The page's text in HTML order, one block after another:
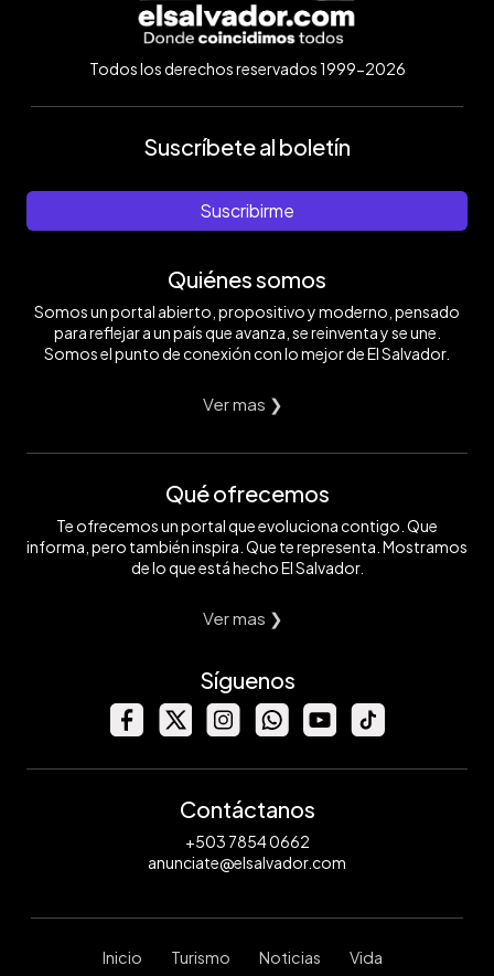
Todos los derechos reservados 1999-2026
Suscríbete al boletín
Suscribirme
Quiénes somos
Somos un portal abierto, propositivo y moderno, pensado
para reflejar a un país que avanza, se reinventa y se une.
Somos el punto de conexión con lo mejor de El Salvador.
Ver mas ❯
Qué ofrecemos
Te ofrecemos un portal que evoluciona contigo. Que
informa, pero también inspira. Que te representa. Mostramos
de lo que está hecho El Salvador.
Ver mas ❯
Síguenos
Contáctanos
+503 7854 0662
anunciate@elsalvador.com
Inicio Turismo Noticias Vida